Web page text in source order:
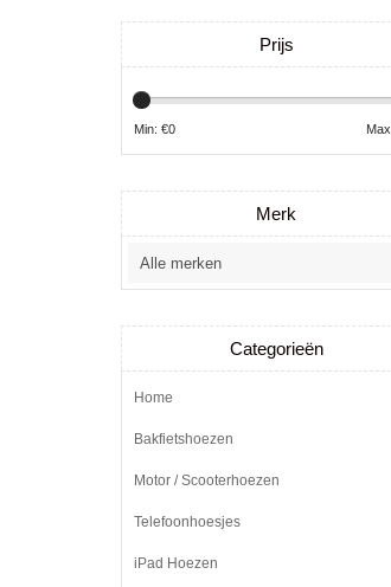
Prijs
Min: €0
Merk
Categorieën
Home
Bakfietshoezen
Motor / Scooterhoezen
Telefoonhoesjes
iPad Hoezen